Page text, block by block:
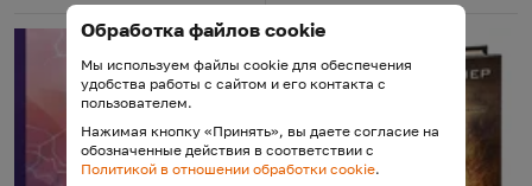
Обработка файлов cookie
Мы используем файлы cookie для обеспечения
удобства работы с сайтом и его контакта с
пользователем.
Нажимая кнопку «Принять», вы даете согласие на
обозначенные действия в соответствии с
Политикой в отношении обработки cookie.